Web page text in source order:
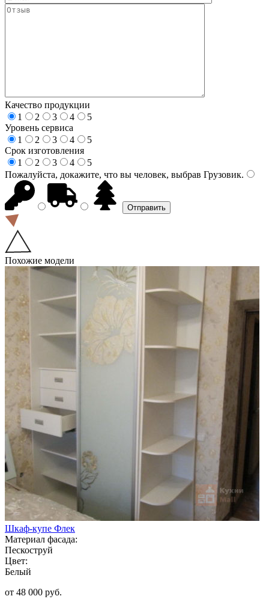
Качество продукции
1
2 3 4
5
Уровень сервиса
1
2 3 4
5
Срок изготовления
1
2 3 4
5
Пожалуйста, докажите, что вы человек, выбрав Грузовик.
Похожие модели
Шкаф-купе Флек
Материал фасада:
Пескоструй
Цвет:
Белый
от 48 000 руб.